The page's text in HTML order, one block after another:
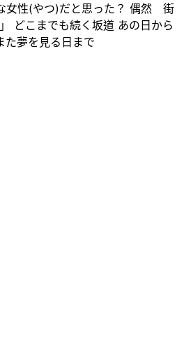
女性(やつ)だと思った？ 偶然 街
こまでも続く坂道 あの日から
夢を見る日まで